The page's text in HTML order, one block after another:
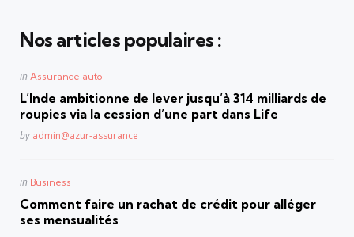
Nos articles populaires :
Posted
in Assurance auto
L’Inde ambitionne de lever jusqu’à 314 milliards de
roupies via la cession d’une part dans Life
Posted
by admin@azur-assurance
Posted
in Business
Comment faire un rachat de crédit pour alléger
ses mensualités